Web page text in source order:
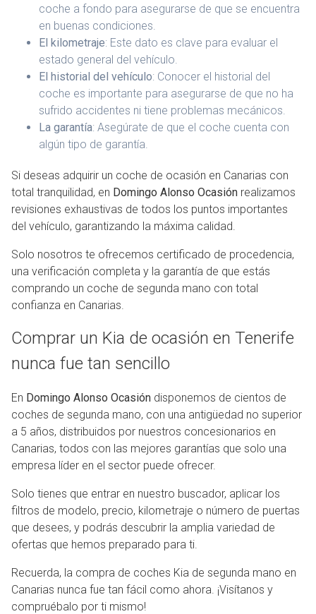
coche a fondo para asegurarse de que se encuentra
en buenas condiciones.
El kilometraje: Este dato es clave para evaluar el
estado general del vehículo.
El historial del vehículo: Conocer el historial del
coche es importante para asegurarse de que no ha
sufrido accidentes ni tiene problemas mecánicos.
La garantía: Asegúrate de que el coche cuenta con
algún tipo de garantía.
Si deseas adquirir un coche de ocasión en Canarias con
total tranquilidad, en Domingo Alonso Ocasión realizamos
revisiones exhaustivas de todos los puntos importantes
del vehículo, garantizando la máxima calidad.
Solo nosotros te ofrecemos certificado de procedencia,
una verificación completa y la garantía de que estás
comprando un coche de segunda mano con total
confianza en Canarias.
Comprar un Kia de ocasión en Tenerife
nunca fue tan sencillo
En Domingo Alonso Ocasión disponemos de cientos de
coches de segunda mano, con una antigüedad no superior
a 5 años, distribuidos por nuestros concesionarios en
Canarias, todos con las mejores garantías que solo una
empresa líder en el sector puede ofrecer.
Solo tienes que entrar en nuestro buscador, aplicar los
filtros de modelo, precio, kilometraje o número de puertas
que desees, y podrás descubrir la amplia variedad de
ofertas que hemos preparado para ti.
Recuerda, la compra de coches Kia de segunda mano en
Canarias nunca fue tan fácil como ahora. ¡Visítanos y
compruébalo por ti mismo!